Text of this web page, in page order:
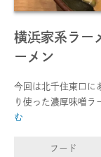
横浜家系ラー
ーメン
今回は北千住東口に
り使った濃厚味噌
む
フード